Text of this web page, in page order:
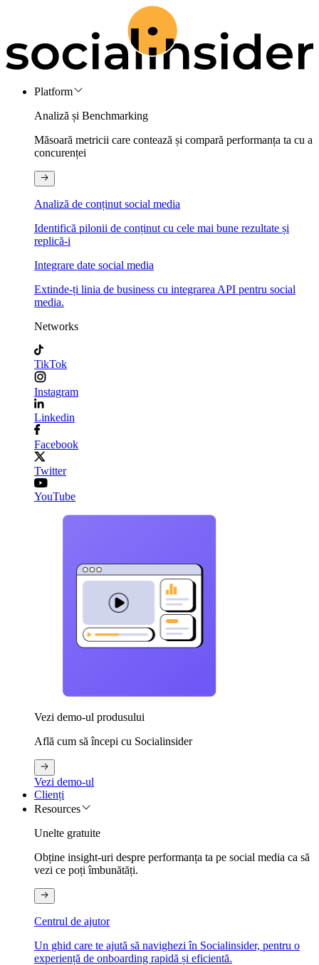
Platform
Analiză și Benchmarking
Măsoară metricii care contează și compară performanța ta cu a
concurenței
Analiză de conținut social media
Identifică pilonii de conținut cu cele mai bune rezultate și
replică-i
Integrare date social media
Extinde-ți linia de business cu integrarea API pentru social
media.
Networks
TikTok
Instagram
Linkedin
Facebook
Twitter
YouTube
Vezi demo-ul produsului
Află cum să începi cu Socialinsider
Vezi demo-ul
Clienți
Resources
Unelte gratuite
Obține insight-uri despre performanța ta pe social media ca să
vezi ce poți îmbunătăți.
Centrul de ajutor
Un ghid care te ajută să navighezi în Socialinsider, pentru o
experiență de onboarding rapidă și eficientă.